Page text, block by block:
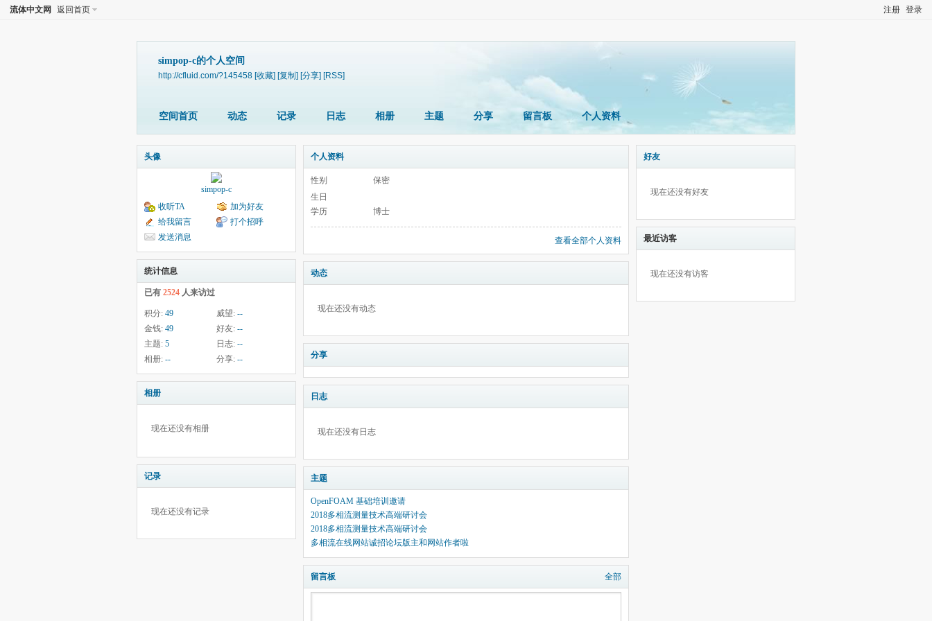
注册 登录
流体中文网 返回首页
simpop-c的个人空间
http://cfluid.com/?145458 [收藏] [复制] [分享] [RSS]
空间首页 动态 记录 日志 相册 主题 分享 留言板 个人资料
头像
simpop-c
收听TA
加为好友
给我留言
打个招呼
发送消息
统计信息
已有 2524 人来访过
积分: 49 威望: --
金钱: 49 好友: --
主题: 5 日志: --
相册: -- 分享: --
相册
现在还没有相册
记录
现在还没有记录
个人资料
性别
保密
生日
学历
博士
查看全部个人资料
动态
现在还没有动态
分享
日志
现在还没有日志
主题
OpenFOAM 基础培训邀请
2018多相流测量技术高端研讨会
2018多相流测量技术高端研讨会
多相流在线网站诚招论坛版主和网站作者啦
留言板 全部
好友
现在还没有好友
最近访客
现在还没有访客